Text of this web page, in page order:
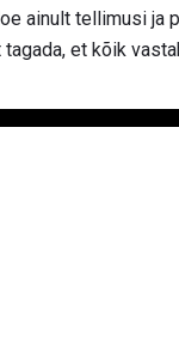
ainult tellimusi ja
et kõik